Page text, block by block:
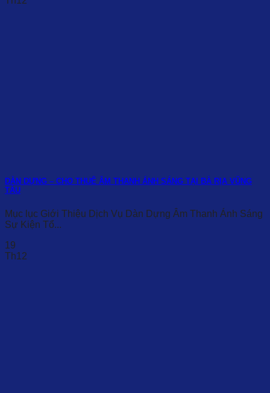
DÀN DỰNG – CHO THUÊ ÂM THANH ÁNH SÁNG TẠI BÀ RỊA VŨNG
TÀU
Mục lục Giới Thiệu Dịch Vụ Dàn Dựng Âm Thanh Ánh Sáng
Sự Kiện Tổ...
19
Th12